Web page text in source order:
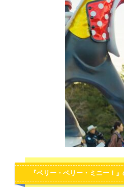
『ベリー・ベリー・ミニー！